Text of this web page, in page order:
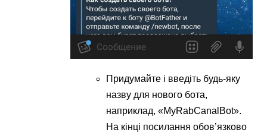
Придумайте і введіть будь-яку
назву для нового бота,
наприклад, «MyRabCanalBot».
На кінці посилання обов’язково